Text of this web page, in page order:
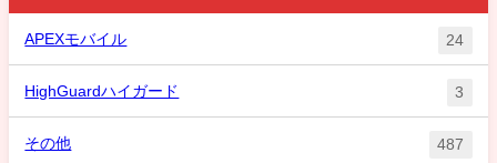
APEXモバイル 24
HighGuardハイガード 3
その他 487